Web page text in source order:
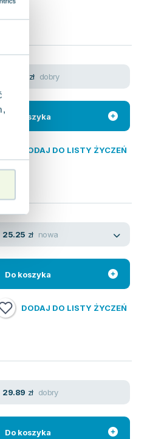
zł dobry
Do koszyka
DODAJ DO LISTY ŻYCZEŃ
25.25 zł nowa
Do koszyka
DODAJ DO LISTY ŻYCZEŃ
29.89 zł dobry
Do koszyka